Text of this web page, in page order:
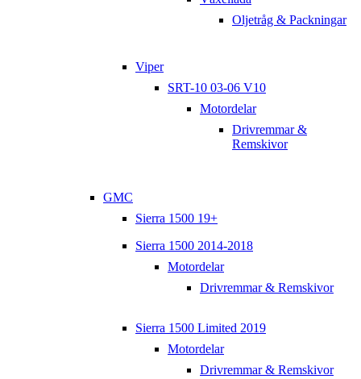
Oljetråg & Packningar
Viper
SRT-10 03-06 V10
Motordelar
Drivremmar &
Remskivor
GMC
Sierra 1500 19+
Sierra 1500 2014-2018
Motordelar
Drivremmar & Remskivor
Sierra 1500 Limited 2019
Motordelar
Drivremmar & Remskivor